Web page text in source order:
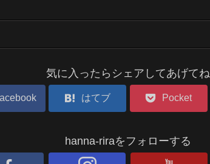
気に入ったらシェアしてあげてね
はてブ Pocket
hanna-riraをフォローする